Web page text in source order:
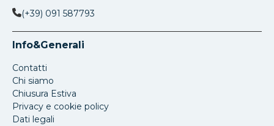
(+39) 091 587793
Info&Generali
Contatti
Chi siamo
Chiusura Estiva
Privacy e cookie policy
Dati legali